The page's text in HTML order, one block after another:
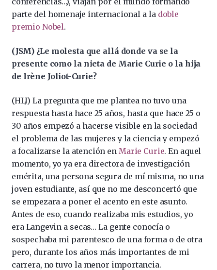
parte del homenaje internacional a la doble
premio Nobel.
(JSM) ¿Le molesta que allá donde va se la
presente como la nieta de Marie Curie o la hija
de Irène Joliot-Curie?
(HLJ) La pregunta que me plantea no tuvo una
respuesta hasta hace 25 años, hasta que hace 25 o
30 años empezó a hacerse visible en la sociedad
el problema de las mujeres y la ciencia y empezó
a focalizarse la atención en Marie Curie. En aquel
momento, yo ya era directora de investigación
emérita, una persona segura de mí misma, no una
joven estudiante, así que no me desconcertó que
se empezara a poner el acento en este asunto.
Antes de eso, cuando realizaba mis estudios, yo
era Langevin a secas… La gente conocía o
sospechaba mi parentesco de una forma o de otra
pero, durante los años más importantes de mi
carrera, no tuvo la menor importancia.